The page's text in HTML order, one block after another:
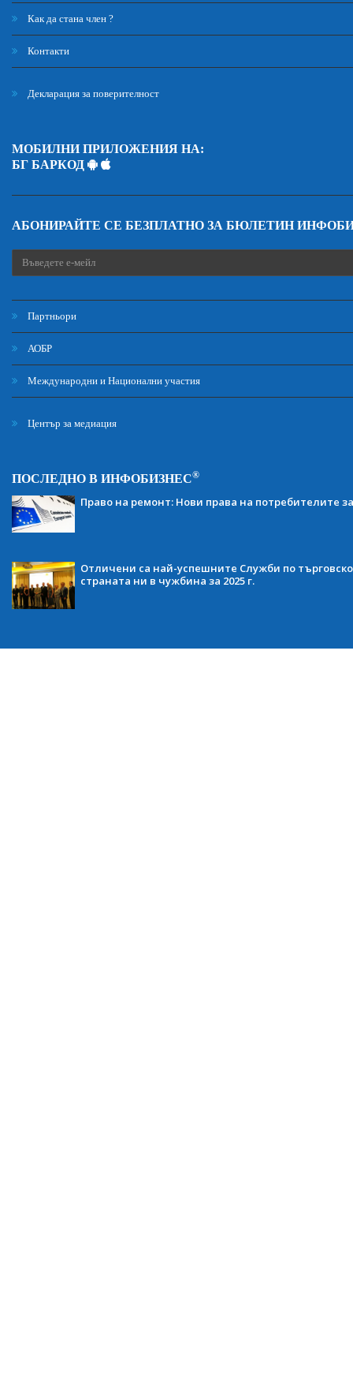
Как да стана член ?
Контакти
Декларация за поверителност
МОБИЛНИ ПРИЛОЖЕНИЯ НА:
БГ БАРКОД
АБОНИРАЙТЕ СЕ БЕЗПЛАТНО ЗА БЮЛЕТИН
Партньори
АОБР
Международни и Национални участия
Център за медиация
ПОСЛЕДНО В ИНФОБИЗНЕС®
Право на ремонт: Нови права на потребителите
Отличени са най-успешните Служби по
страната ни в чужбина за 2025 г.